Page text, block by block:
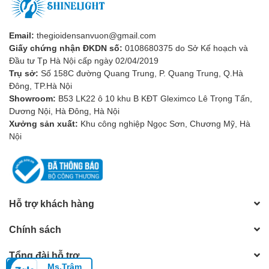
Đèn cắm cỏ chiếu cây là giải pháp tuyệt vời để tạo điểm nhấn cho
Email: thegioidensanvuon@gmail.com
Giấy chứng nhận ĐKDN số: 0108680375 do Sở Kế hoạch và
Đầu tư Tp Hà Nội cấp ngày 02/04/2019
Trụ sở: Số 158C đường Quang Trung, P. Quang Trung, Q.Hà
Đông, TP.Hà Nội
Showroom: B53 LK22 ô 10 khu B KĐT Gleximco Lê Trọng Tấn,
Dương Nội, Hà Đông, Hà Nội
Xưởng sản xuất: Khu công nghiệp Ngọc Sơn, Chương Mỹ, Hà
Nội
Hỗ trợ khách hàng
Chính sách
Tổng đài hỗ trợ
Ms.Trâm